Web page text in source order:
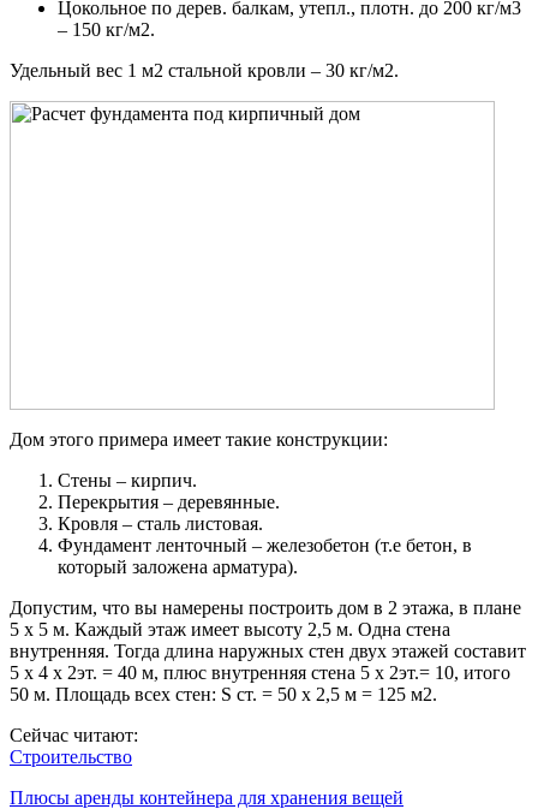
Цокольное по дерев. балкам, утепл., плотн. до 200 кг/м3
– 150 кг/м2.
Удельный вес 1 м2 стальной кровли – 30 кг/м2.
Дом этого примера имеет такие конструкции:
Стены – кирпич.
Перекрытия – деревянные.
Кровля – сталь листовая.
Фундамент ленточный – железобетон (т.е бетон, в
который заложена арматура).
Допустим, что вы намерены построить дом в 2 этажа, в плане
5 х 5 м. Каждый этаж имеет высоту 2,5 м. Одна стена
внутренняя. Тогда длина наружных стен двух этажей составит
5 x 4 х 2эт. = 40 м, плюс внутренняя стена 5 х 2эт.= 10, итого
50 м. Площадь всех стен: S ст. = 50 х 2,5 м = 125 м2.
Сейчас читают:
Строительство
Плюсы аренды контейнера для хранения вещей